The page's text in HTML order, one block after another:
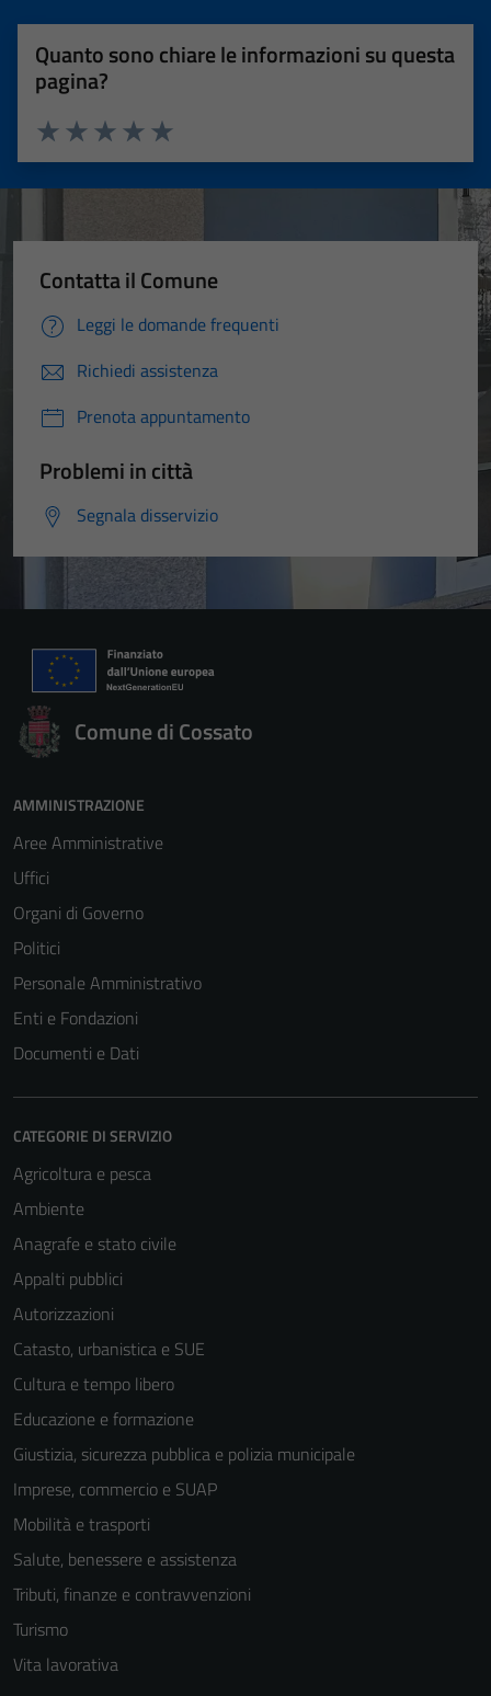
Quanto sono chiare le informazioni su questa
pagina?
Valuta 5 stelle su 5
Valuta 4 stelle su 5
Valuta 3 stelle su 5
Valuta 2 stelle su 5
Valuta 1 stelle su 5
Contatta il Comune
Leggi le domande frequenti
Richiedi assistenza
Prenota appuntamento
Problemi in città
Segnala disservizio
Comune di Cossato
AMMINISTRAZIONE
Aree Amministrative
Uffici
Organi di Governo
Politici
Personale Amministrativo
Enti e Fondazioni
Documenti e Dati
CATEGORIE DI SERVIZIO
Agricoltura e pesca
Ambiente
Anagrafe e stato civile
Appalti pubblici
Autorizzazioni
Catasto, urbanistica e SUE
Cultura e tempo libero
Educazione e formazione
Giustizia, sicurezza pubblica e polizia municipale
Imprese, commercio e SUAP
Mobilità e trasporti
Salute, benessere e assistenza
Tributi, finanze e contravvenzioni
Turismo
Vita lavorativa